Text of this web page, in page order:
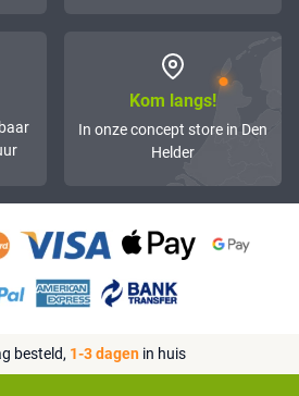
Kom langs!
In onze concept store in Den
Helder
besteld, 1-3 dagen in huis